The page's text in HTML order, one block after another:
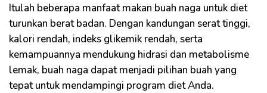
Itulah beberapa manfaat makan buah naga untuk diet
turunkan berat badan. Dengan kandungan serat tinggi,
kalori rendah, indeks glikemik rendah, serta
kemampuannya mendukung hidrasi dan metabolisme
lemak, buah naga dapat menjadi pilihan buah yang
tepat untuk mendampingi program diet Anda.